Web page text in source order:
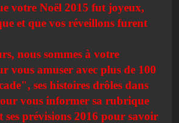
votre Noël 2015 fut joyeux,
et que vos réveillons furent
nous sommes à votre
vous amuser avec plus de 100
ses histoires drôles dans
vous informer sa rubrique
prévisions 2016 pour savoir